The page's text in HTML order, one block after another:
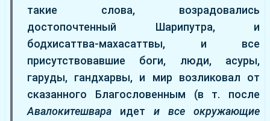
такие слова, возрадовались
достопочтенный Шарипутра, и
бодхисаттва-махасаттвы, и все
присутствовавшие боги, люди, асуры,
гаруды, гандхарвы, и мир возликовал от
сказанного Благословенным (в т. после
Авалокитешвара идет и все окружающие